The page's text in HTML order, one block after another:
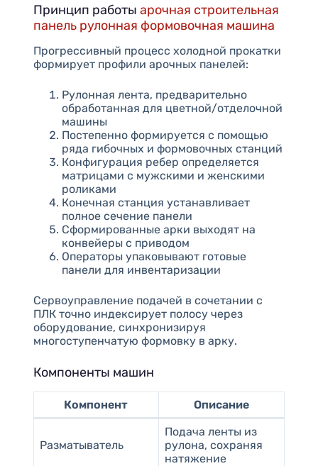
Принцип работы арочная строительная
панель рулонная формовочная машина
Прогрессивный процесс холодной прокатки
формирует профили арочных панелей:
Рулонная лента, предварительно
обработанная для цветной/отделочной
машины
Постепенно формируется с помощью
ряда гибочных и формовочных станций
Конфигурация ребер определяется
матрицами с мужскими и женскими
роликами
Конечная станция устанавливает
полное сечение панели
Сформированные арки выходят на
конвейеры с приводом
Операторы упаковывают готовые
панели для инвентаризации
Сервоуправление подачей в сочетании с
ПЛК точно индексирует полосу через
оборудование, синхронизируя
многоступенчатую формовку в арку.
Компоненты машин
Компонент Описание
Разматыватель
Подача ленты из
рулона, сохраняя
натяжение